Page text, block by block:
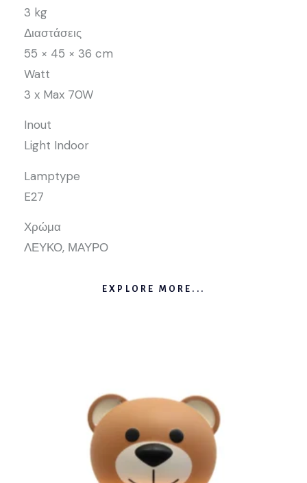
3 kg
Διαστάσεις
55 × 45 × 36 cm
Watt
3 x Max 70W
Inout
Light Indoor
Lamptype
E27
Χρώμα
ΛΕΥΚΟ, ΜΑΥΡΟ
EXPLORE MORE...